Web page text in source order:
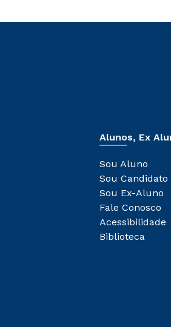
Alunos, Ex
Sou Aluno
Sou Candidato
Sou Ex-Aluno
Fale Conosco
Acessibilidade
Biblioteca